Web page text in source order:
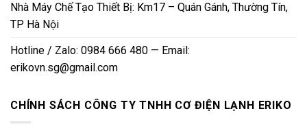
Nhà Máy Chế Tạo Thiết Bị: Km17 – Quán Gánh, Thường Tín,
TP Hà Nội
Hotline / Zalo: 0984 666 480 — Email:
erikovn.sg@gmail.com
CHÍNH SÁCH CÔNG TY TNHH CƠ ĐIỆN LẠNH ERIKO